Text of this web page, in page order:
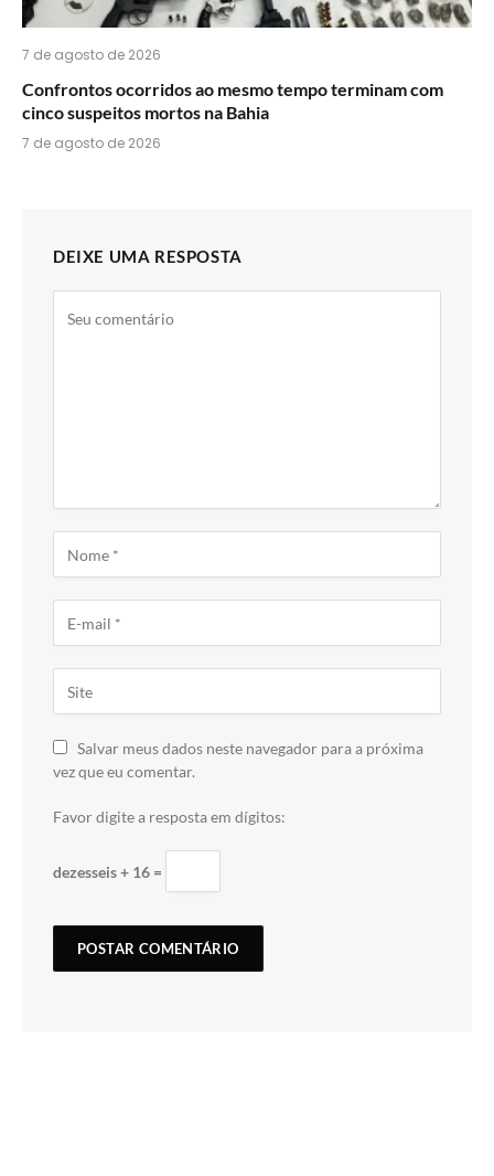
7 de agosto de 2026
Confrontos ocorridos ao mesmo tempo terminam com
cinco suspeitos mortos na Bahia
7 de agosto de 2026
DEIXE UMA RESPOSTA
Salvar meus dados neste navegador para a próxima
vez que eu comentar.
Favor digite a resposta em dígitos:
dezesseis + 16 =